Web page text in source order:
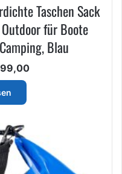
Taschen Sack
für Boote
Blau
Preisspanne: